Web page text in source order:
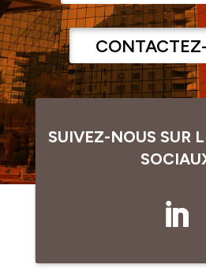
SUIVEZ-NOUS SUR